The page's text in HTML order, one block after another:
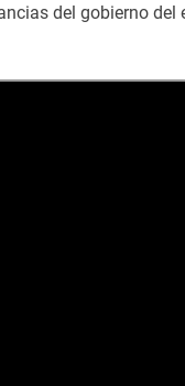
del gobierno